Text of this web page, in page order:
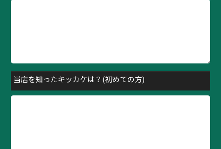
当店を知ったキッカケは？(初めての方)